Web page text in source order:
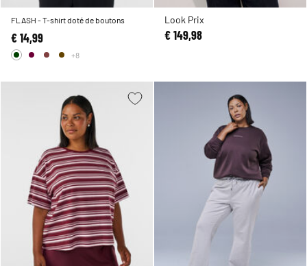
FLASH - T-shirt doté de boutons
€ 14,99
+8
Look Prix
€ 149,98